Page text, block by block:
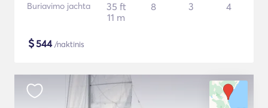
Buriavimo jachta
35 ft
11 m
8 3 4
$544/naktinis